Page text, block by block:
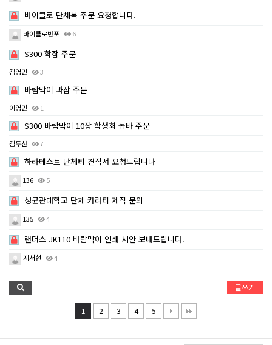
바이클로 단체복 주문 요청합니다.
바이클로반포 6
S300 학잠 주문
김영민 3
바람막이 과잠 주문
이영민 1
S300 바람막이 10장 학생회 돕바 주문
김두찬 7
하라테스트 단체티 견적서 요청드립니다
136 5
성균관대학교 단체 카라티 제작 문의
135 4
랜더스 JK110 바람막이 인쇄 시안 보내드립니다.
지서현 4
글쓰기
1 2 3 4 5